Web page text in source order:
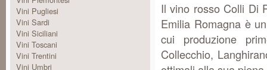
Vini Pugliesi
Vini Sardi
Vini Siciliani
Vini Toscani
Vini Trentini
Vini Umbri
Il vino rosso Colli Di
Emilia Romagna è
cui produzione
Collecchio,